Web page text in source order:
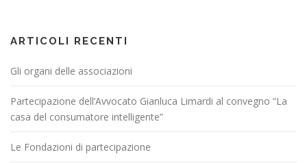
ARTICOLI RECENTI
Gli organi delle associazioni
Partecipazione dell’Avvocato Gianluca Limardi al convegno “La
casa del consumatore intelligente”
Le Fondazioni di partecipazione